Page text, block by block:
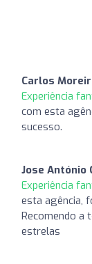
Carlos
Experiência
com esta
sucesso.
Jose António
Experiência
esta agência,
Recomendo a
estrelas